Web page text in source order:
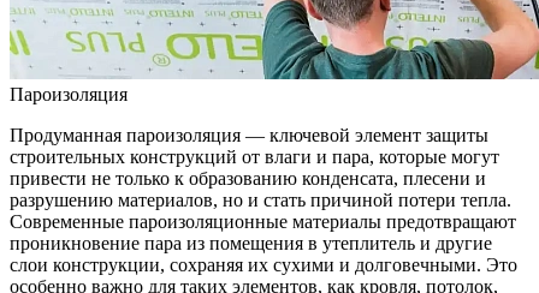
Пароизоляция
Продуманная пароизоляция — ключевой элемент защиты
строительных конструкций от влаги и пара, которые могут
привести не только к образованию конденсата, плесени и
разрушению материалов, но и стать причиной потери тепла.
Современные пароизоляционные материалы предотвращают
проникновение пара из помещения в утеплитель и другие
слои конструкции, сохраняя их сухими и долговечными. Это
особенно важно для таких элементов, как кровля, потолок,